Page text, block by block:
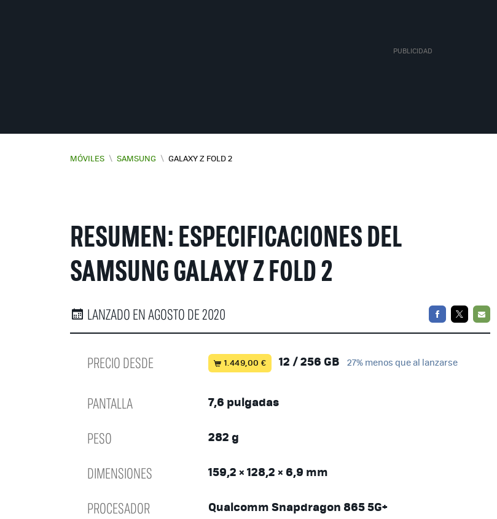
MÓVILES \ SAMSUNG \ GALAXY Z FOLD 2
RESUMEN: ESPECIFICACIONES DEL
SAMSUNG GALAXY Z FOLD 2
LANZADO EN AGOSTO DE 2020 FACEBOOKTWITTER
PRECIO DESDE 1.449,00 € 12 / 256 GB 27% menos que al lanzarse
PANTALLA 7,6 pulgadas
PESO 282 g
DIMENSIONES 159,2 × 128,2 × 6,9 mm
PROCESADOR Qualcomm Snapdragon 865 5G+